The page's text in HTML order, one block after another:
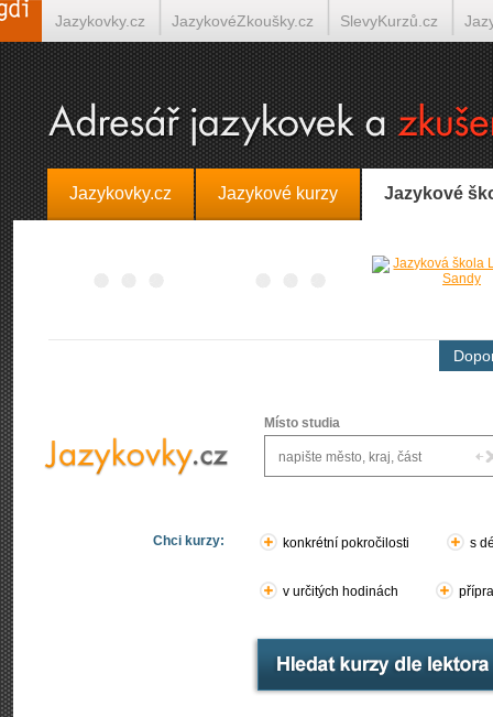
Jazykovky.cz Jazykové kurzy Jazykové
Místo studia
Chci kurzy: konkrétní pokročilosti s
v určitých hodinách
Jazykovky.cz JazykovéZkoušky.cz SlevyKurzů.cz
Španělština on-line Italština on-line Tlumočení-